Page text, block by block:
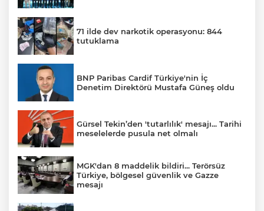
71 ilde dev narkotik operasyonu: 844
tutuklama
BNP Paribas Cardif Türkiye'nin İç
Denetim Direktörü Mustafa Güneş oldu
Gürsel Tekin’den 'tutarlılık' mesajı... Tarihi
meselelerde pusula net olmalı
MGK'dan 8 maddelik bildiri... Terörsüz
Türkiye, bölgesel güvenlik ve Gazze
mesajı